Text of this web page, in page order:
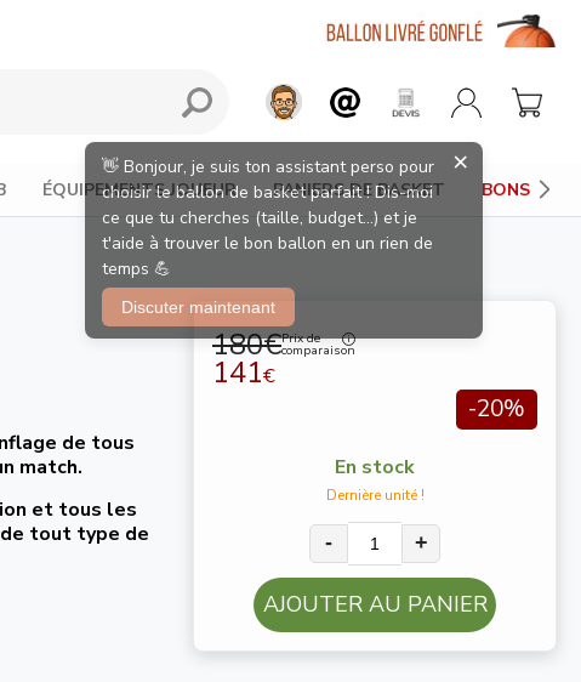
ÉQUIPEMENTS JOUEUR PANIERS DE BASKET BONS
180€Prix de
comparaison
141€
-20%
En stock
Dernière unité !
- +
AJOUTER AU PANIER
de tous
match.
et tous les
tout type de